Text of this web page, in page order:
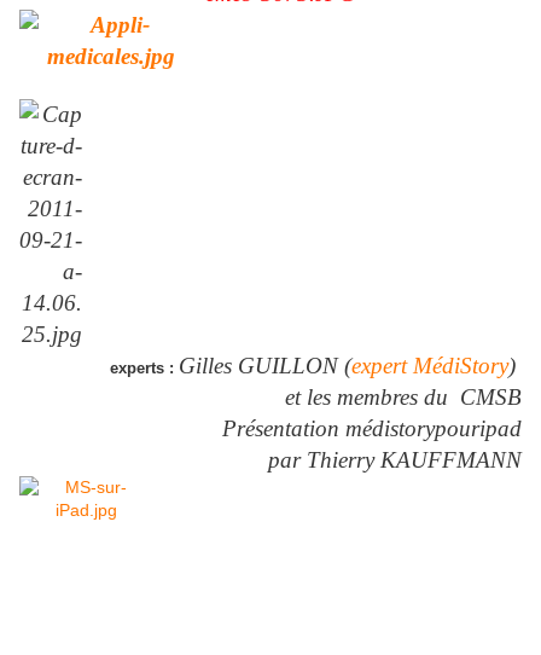
experts : Gilles GUILLON (expert MédiStory)
et les membres du CMSB
Présentation médistorypouripad
par Thierry KAUFFMANN